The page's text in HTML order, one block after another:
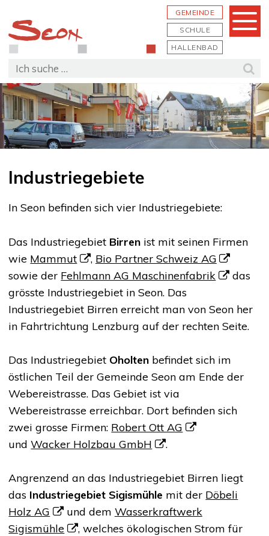
GEMEINDE
SCHULE
HALLENBAD
Menu
Suchbegriff
Industriegebiete
In Seon befinden sich vier Industriegebiete:
Das Industriegebiet Birren ist mit seinen Firmen
wie Mammut , Bio Partner Schweiz AG
sowie der Fehlmann AG Maschinenfabrik
das
grösste Industriegebiet in Seon. Das
Industriegebiet Birren erreicht man von Seon her
in Fahrtrichtung Lenzburg auf der rechten Seite.
Das Industriegebiet Oholten befindet sich im
östlichen Teil der Gemeinde Seon am Ende der
Webereistrasse. Das Gebiet ist via
Webereistrasse erreichbar. Dort befinden sich
zwei grosse Firmen: Robert Ott AG
undWacker Holzbau GmbH .
Angrenzend an das Industriegebiet Birren liegt
das Industriegebiet Sigismühle mit der Döbeli
Holz AG
und dem Wasserkraftwerk
Sigismühle
, welches ökologischen Strom für